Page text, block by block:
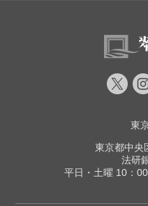
東
東京都中央
法研
平日・土曜 10：